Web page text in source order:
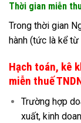
Thời gian miễn
Trong thời gian
hành (tức là kể
Hạch toán, kê
miễn thuế
Trường hợp
xuất, kinh